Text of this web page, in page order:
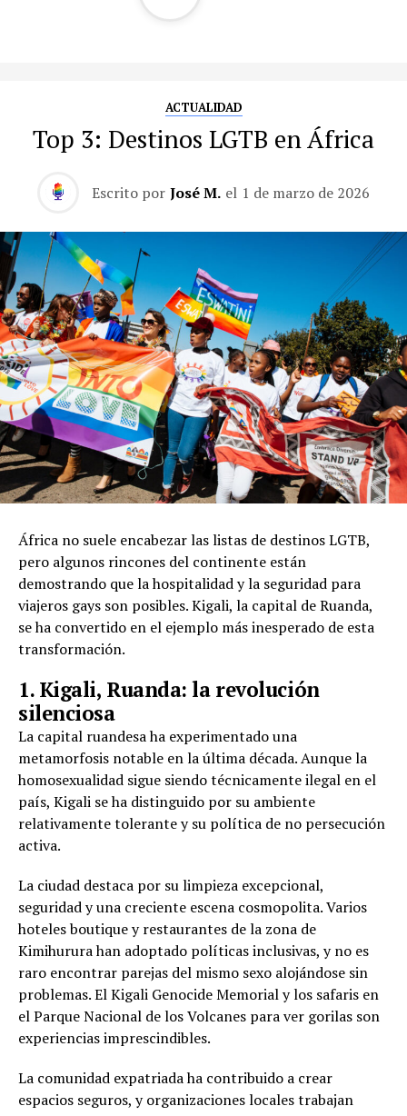
ACTUALIDAD
Top 3: Destinos LGTB en África
Escrito por José M. el 1 de marzo de 2026
África no suele encabezar las listas de destinos LGTB,
pero algunos rincones del continente están
demostrando que la hospitalidad y la seguridad para
viajeros gays son posibles. Kigali, la capital de Ruanda,
se ha convertido en el ejemplo más inesperado de esta
transformación.
1. Kigali, Ruanda: la revolución
silenciosa
La capital ruandesa ha experimentado una
metamorfosis notable en la última década. Aunque la
homosexualidad sigue siendo técnicamente ilegal en el
país, Kigali se ha distinguido por su ambiente
relativamente tolerante y su política de no persecución
activa.
La ciudad destaca por su limpieza excepcional,
seguridad y una creciente escena cosmopolita. Varios
hoteles boutique y restaurantes de la zona de
Kimihurura han adoptado políticas inclusivas, y no es
raro encontrar parejas del mismo sexo alojándose sin
problemas. El Kigali Genocide Memorial y los safaris en
el Parque Nacional de los Volcanes para ver gorilas son
experiencias imprescindibles.
La comunidad expatriada ha contribuido a crear
espacios seguros, y organizaciones locales trabajan